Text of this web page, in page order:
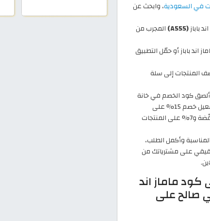
في السعودية، وابحث عن
باباز(A555)
المجرب من
اند باباز أو حمّل التطبيق
المنتجات إلى سلة
كود الخصم في خانة
"رمز القسيمة" لتفعيل خصم 15% على
المنتجات غير المخفّضة و7% على المنتجات
وأكمل الطلب،
على مشترياتك من
ماماز اند
صالح على